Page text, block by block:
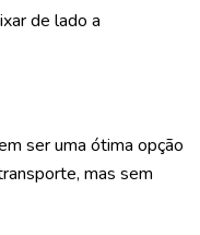
de lado a
ser uma ótima opção
mas sem